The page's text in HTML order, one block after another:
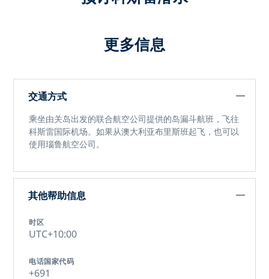
更多信息
交通方式
乘坐由关岛出发的联合航空公司提供的岛漏斗航班，飞往
科斯雷国际机场。如果从澳大利亚布里斯班起飞，也可以
使用瑙鲁航空公司。
其他帮助信息
时区
UTC+10:00
电话国家代码
+691